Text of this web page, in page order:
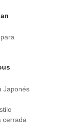
Japonés
cerrada